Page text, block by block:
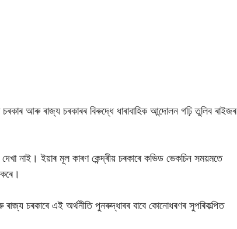
আৰু ৰাজ্য চৰকাৰৰ বিৰুদ্ধে ধাৰাবাহিক আন্দোলন গঢ়ি তুলিব ৰাইজৰ
নাই। ইয়াৰ মূল কাৰণ কেন্দ্ৰীয় চৰকাৰে কভিড ভেকচিন সময়মতে
চৰকাৰে এই অৰ্থনীতি পুনৰুদ্ধাৰৰ বাবে কোনোধৰণৰ সুপৰিকল্পিত